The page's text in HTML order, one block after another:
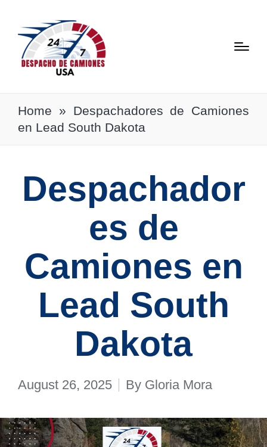
Home » Despachadores de Camiones
en Lead South Dakota
Despachador
es de
Camiones en
Lead South
Dakota
August 26, 2025
Posted
By Gloria Mora